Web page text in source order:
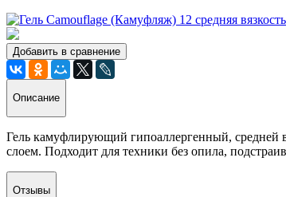
Добавить в сравнение
Описание
Гель камуфлирующий гипоаллергенный, средней
слоем. Подходит для техники без опила,
Отзывы